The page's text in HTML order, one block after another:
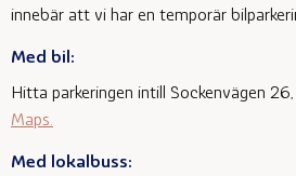
innebär att vi har en temporär
Med bil:
Hitta parkeringen intill Sockenvägen 26,
Maps.
Med lokalbuss: